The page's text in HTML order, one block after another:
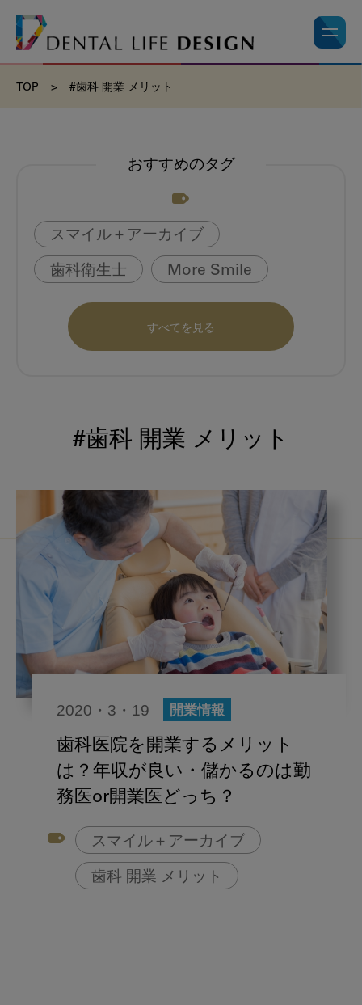
TOP > #歯科 開業 メリット
おすすめのタグ
スマイル＋アーカイブ
歯科衛生士 More Smile
お悩み相談室 動画 書籍
book
海外歯科事情 咬合の変化
口腔機能発達不全症
いちき歯科 スウェーデン
歯周病 鼻うがい
内科 歯科 内科医師
歯科医院経営 感染予防
いま○○が知りたい 歯科助手
コンポジットレジン
すべてを見る
#歯科 開業 メリット
2020・3・19 開業情報
歯科医院を開業するメリット
は？年収が良い・儲かるのは勤
務医or開業医どっち？
スマイル＋アーカイブ
歯科 開業 メリット